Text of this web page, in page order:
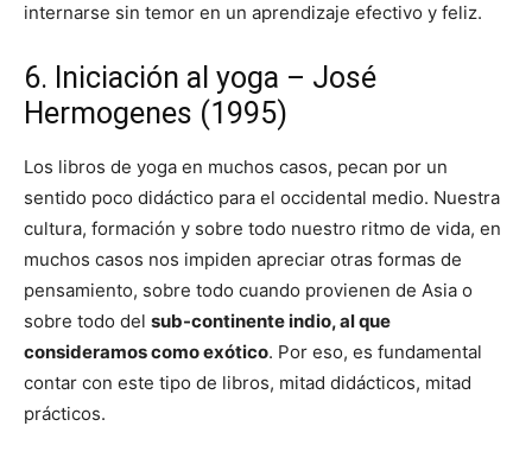
internarse sin temor en un aprendizaje efectivo y feliz.
6. Iniciación al yoga – José
Hermogenes (1995)
Los libros de yoga en muchos casos, pecan por un
sentido poco didáctico para el occidental medio. Nuestra
cultura, formación y sobre todo nuestro ritmo de vida, en
muchos casos nos impiden apreciar otras formas de
pensamiento, sobre todo cuando provienen de Asia o
sobre todo del sub-continente indio, al que
consideramos como exótico. Por eso, es fundamental
contar con este tipo de libros, mitad didácticos, mitad
prácticos.